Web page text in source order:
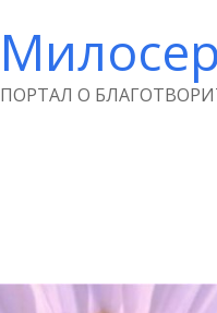
ПОРТАЛ О